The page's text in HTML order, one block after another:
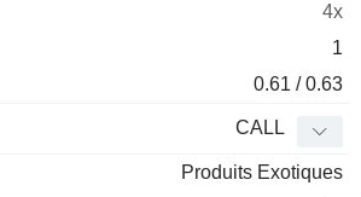
4x
1
0.61 / 0.63
CALL
Produits Exotiques